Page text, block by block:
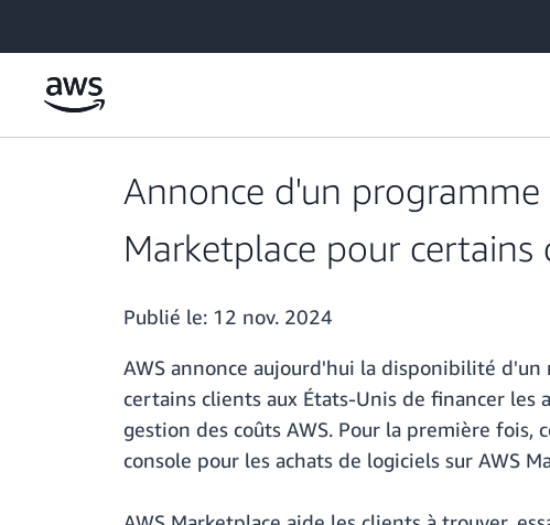
Annonce d'un
Marketplace pour certains
Publié le: 12 nov. 2024
AWS annonce aujourd'hui la disponibilité
certains clients aux États-Unis de financer les
gestion des coûts AWS. Pour la première
console pour les achats de logiciels sur AWS